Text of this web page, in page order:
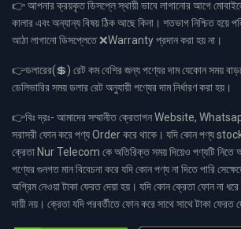
👉 আপনার ক্রয়কৃত ডিসপ্লে স্থায়ী ভাবে লাগানোর আগে মোবাইলে
কালার এবং অন্যান্য বিষয় ঠিক আছে কিনা। শতভাগ নিশ্চিত হয়ে
আঠা লাগানো ডিসপ্লেতে ❌Warranty প্রদান করা হয় না।
👉ডলারের(💲) রেট কম বেশির জন্য পণ্যের দাম যেকোন সময়
ডেলিভারির সময় ডলার রেট অনুযায়ী পণ্যের দাম নির্ধারণ করা হয়।
👉বিঃ দ্রঃ- আমাদের সম্মানীত ক্রেতাগন Website,
সরাসরী ফোন করে পণ্য Order করে থাকে। যদি কোন পণ্য stock
ক্রেতা Nur Telecom কে অতিরিক্ত সময় দিয়েও পণ্যটি নিতে
পণ্যের গুনগত মান বিবেচনা করে যদি কোন পণ্য না দিতে পারি
অগ্রিম নেওয়া টাকা ফেরত দেয়া হয়। যদি কোন ক্রেতা ফোন না
দায়ী নয়। ক্রেতা যদি পরবর্তীতে ফোন করে সাথে সাথে টাকা ফেরত